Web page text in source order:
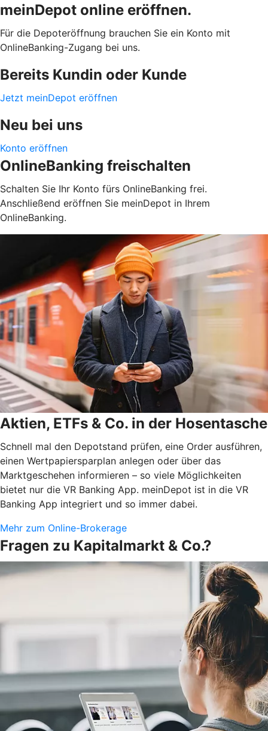
meinDepot online eröffnen.
Für die Depoteröffnung brauchen Sie ein Konto mit
OnlineBanking-Zugang bei uns.
Bereits Kundin oder Kunde
Jetzt meinDepot eröffnen
Neu bei uns
Konto eröffnen
OnlineBanking freischalten
Schalten Sie Ihr Konto fürs OnlineBanking frei.
Anschließend eröffnen Sie meinDepot in Ihrem
OnlineBanking.
Aktien, ETFs & Co. in der Hosentasche
Schnell mal den Depotstand prüfen, eine Order ausführen,
einen Wertpapiersparplan anlegen oder über das
Marktgeschehen informieren – so viele Möglichkeiten
bietet nur die VR Banking App. meinDepot ist in die VR
Banking App integriert und so immer dabei.
Mehr zum Online-Brokerage
Fragen zu Kapitalmarkt & Co.?